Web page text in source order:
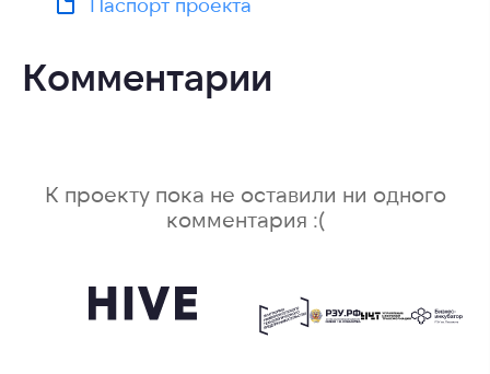
Комментарии
К проекту пока не оставили ни одного
комментария :(